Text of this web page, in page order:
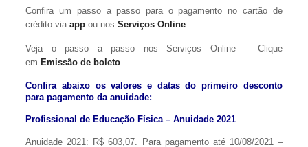
Confira um passo a passo para o pagamento no cartão de
crédito viaapp ou nosServiços Online
Veja o passo a passo nos Serviços Online – Clique
em Emissão de boleto
Confira abaixo os valores e datas do primeiro desconto
para pagamento da anuidade:
Profissional de Educação Física – Anuidade 2021
Anuidade 2021: R$ 603,07. Para pagamento até 10/08/2021 –